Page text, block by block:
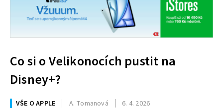
Co si o Velikonocích pustit na
Disney+?
VŠE O APPLE A. Tomanová 6. 4. 2026